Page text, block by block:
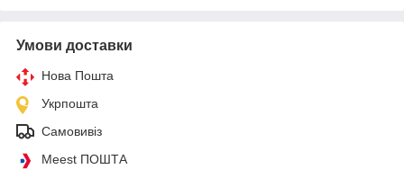
Умови доставки
Нова Пошта
Укрпошта
Самовивіз
Meest ПОШТА